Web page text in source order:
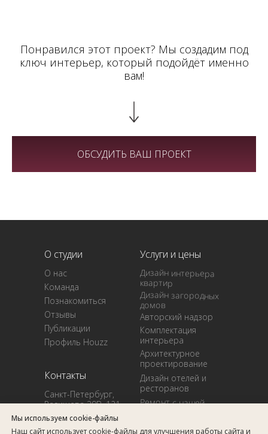
Понравился этот проект? Мы создадим под
ключ интерьер, который подойдёт именно
вам!
ОБСУДИТЬ ВАШ ПРОЕКТ
design@arcadesign.ru
Санкт-Петербург,
Радищева 39В, 121
О студии
О нас
Команда
Познакомиться
Отзывы
Публикации
Профиль Houzz
Услуги и цены
Дизайн интерьера
квартир
Авторский надзор
Архитектурное
проектирование
Дизайн отелей и
ресторанов
Ремонт с нашей
Готовые проекты
Контакты
Мы работаем пн–пт 10:00–20:00
Комплектация
интерьера
Дизайн загородных
домов
Мы используем cookie-файлы
Наш сайт использует cookie-файлы для улучшения работы сайта и